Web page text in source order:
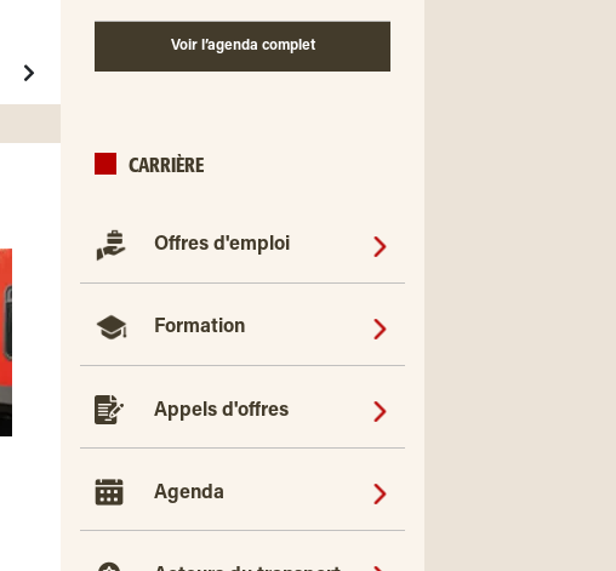
Voir l’agenda complet
CARRIÈRE
Offres d'emploi
Formation
Appels d'offres
Agenda